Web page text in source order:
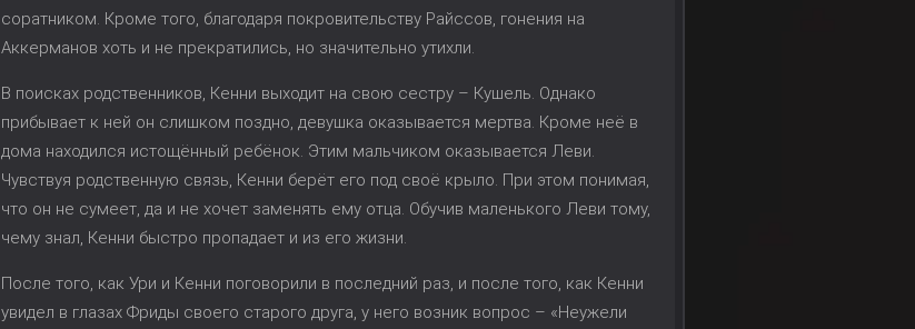
соратником. Кроме того, благодаря покровительству Райссов, гонения на
Аккерманов хоть и не прекратились, но значительно утихли.
В поисках родственников, Кенни выходит на свою сестру – Кушель. Однако
прибывает к ней он слишком поздно, девушка оказывается мертва. Кроме неё в
дома находился истощённый ребёнок. Этим мальчиком оказывается Леви.
Чувствуя родственную связь, Кенни берёт его под своё крыло. При этом понимая,
что он не сумеет, да и не хочет заменять ему отца. Обучив маленького Леви тому,
чему знал, Кенни быстро пропадает и из его жизни.
После того, как Ури и Кенни поговорили в последний раз, и после того, как Кенни
увидел в глазах Фриды своего старого друга, у него возник вопрос – «Неужели